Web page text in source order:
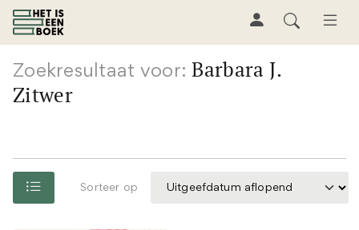
Zoekresultaat voor: Barbara J.
Zitwer
Sorteer op